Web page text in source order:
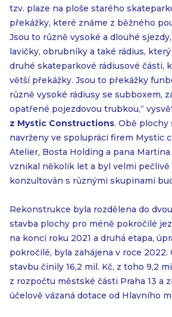
tzv. plaze na ploše starého
překážky, které známe z běžného
Jsou to různě vysoké a dlouhé
lavičky, obrubníky a také rádius,
druhé skateparkové rádiusové části,
větší překážky. Jsou to překážky
různě vysoké rádiusy se subboxem,
opatřené pojezdovou trubkou,“
z Mystic Constructions. Obě
navrženy ve spolupráci firem Mystic
Atelier, Bosta Holding a pana
vznikal několik let a byl velmi pečlivě
konzultován s různými skupinami
Rekonstrukce byla rozdělena do
stavba plochy pro méně pokročilé
na konci roku 2021 a druhá etapa,
pokročilé, byla zahájena v roce 2022.
stavbu činily 16,2 mil. Kč, z toho 9,2
z rozpočtu městské části Praha 13 a
účelově vázaná dotace od Hlavního